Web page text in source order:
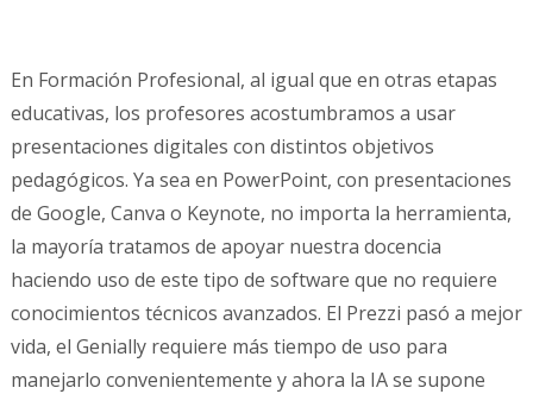
En Formación Profesional, al igual que en otras etapas
educativas, los profesores acostumbramos a usar
presentaciones digitales con distintos objetivos
pedagógicos. Ya sea en PowerPoint, con presentaciones
de Google, Canva o Keynote, no importa la herramienta,
la mayoría tratamos de apoyar nuestra docencia
haciendo uso de este tipo de software que no requiere
conocimientos técnicos avanzados. El Prezzi pasó a mejor
vida, el Genially requiere más tiempo de uso para
manejarlo convenientemente y ahora la IA se supone